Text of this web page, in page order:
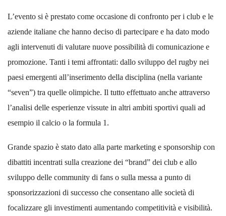
L’evento si è prestato come occasione di confronto per i club e le
aziende italiane che hanno deciso di partecipare e ha dato modo
agli intervenuti di valutare nuove possibilità di comunicazione e
promozione. Tanti i temi affrontati: dallo sviluppo del rugby nei
paesi emergenti all’inserimento della disciplina (nella variante
“seven”) tra quelle olimpiche. Il tutto effettuato anche attraverso
l’analisi delle esperienze vissute in altri ambiti sportivi quali ad
esempio il calcio o la formula 1.
Grande spazio è stato dato alla parte marketing e sponsorship con
dibattiti incentrati sulla creazione dei “brand” dei club e allo
sviluppo delle community di fans o sulla messa a punto di
sponsorizzazioni di successo che consentano alle società di
focalizzare gli investimenti aumentando competitività e visibilità.